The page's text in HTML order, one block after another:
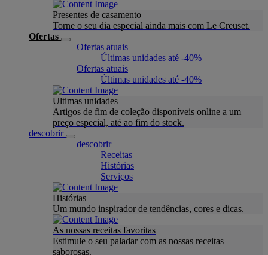
Presentes de casamento
Torne o seu dia especial ainda mais com Le Creuset.
Ofertas
Ofertas atuais
Últimas unidades até -40%
Ofertas atuais
Últimas unidades até -40%
Ultimas unidades
Artigos de fim de coleção disponíveis online a um
preço especial, até ao fim do stock.
descobrir
descobrir
Receitas
Histórias
Serviços
Histórias
Um mundo inspirador de tendências, cores e dicas.
As nossas receitas favoritas
Estimule o seu paladar com as nossas receitas
saborosas.